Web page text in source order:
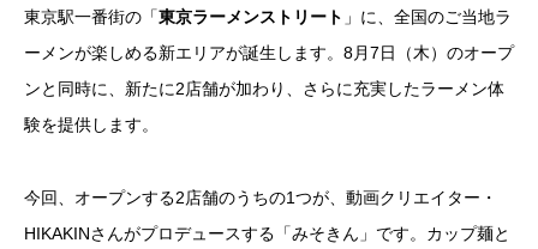
東京駅一番街の「東京ラーメンストリート 」に、全国のご当地ラ
ーメンが楽しめる新エリアが誕生します。8月7日（木）のオープ
ンと同時に、新たに2店舗が加わり、さらに充実したラーメン体
験を提供します。
今回、オープンする2店舗のうちの1つが、動画クリエイター・
HIKAKINさんがプロデュースする「みそきん」です。カップ麺と